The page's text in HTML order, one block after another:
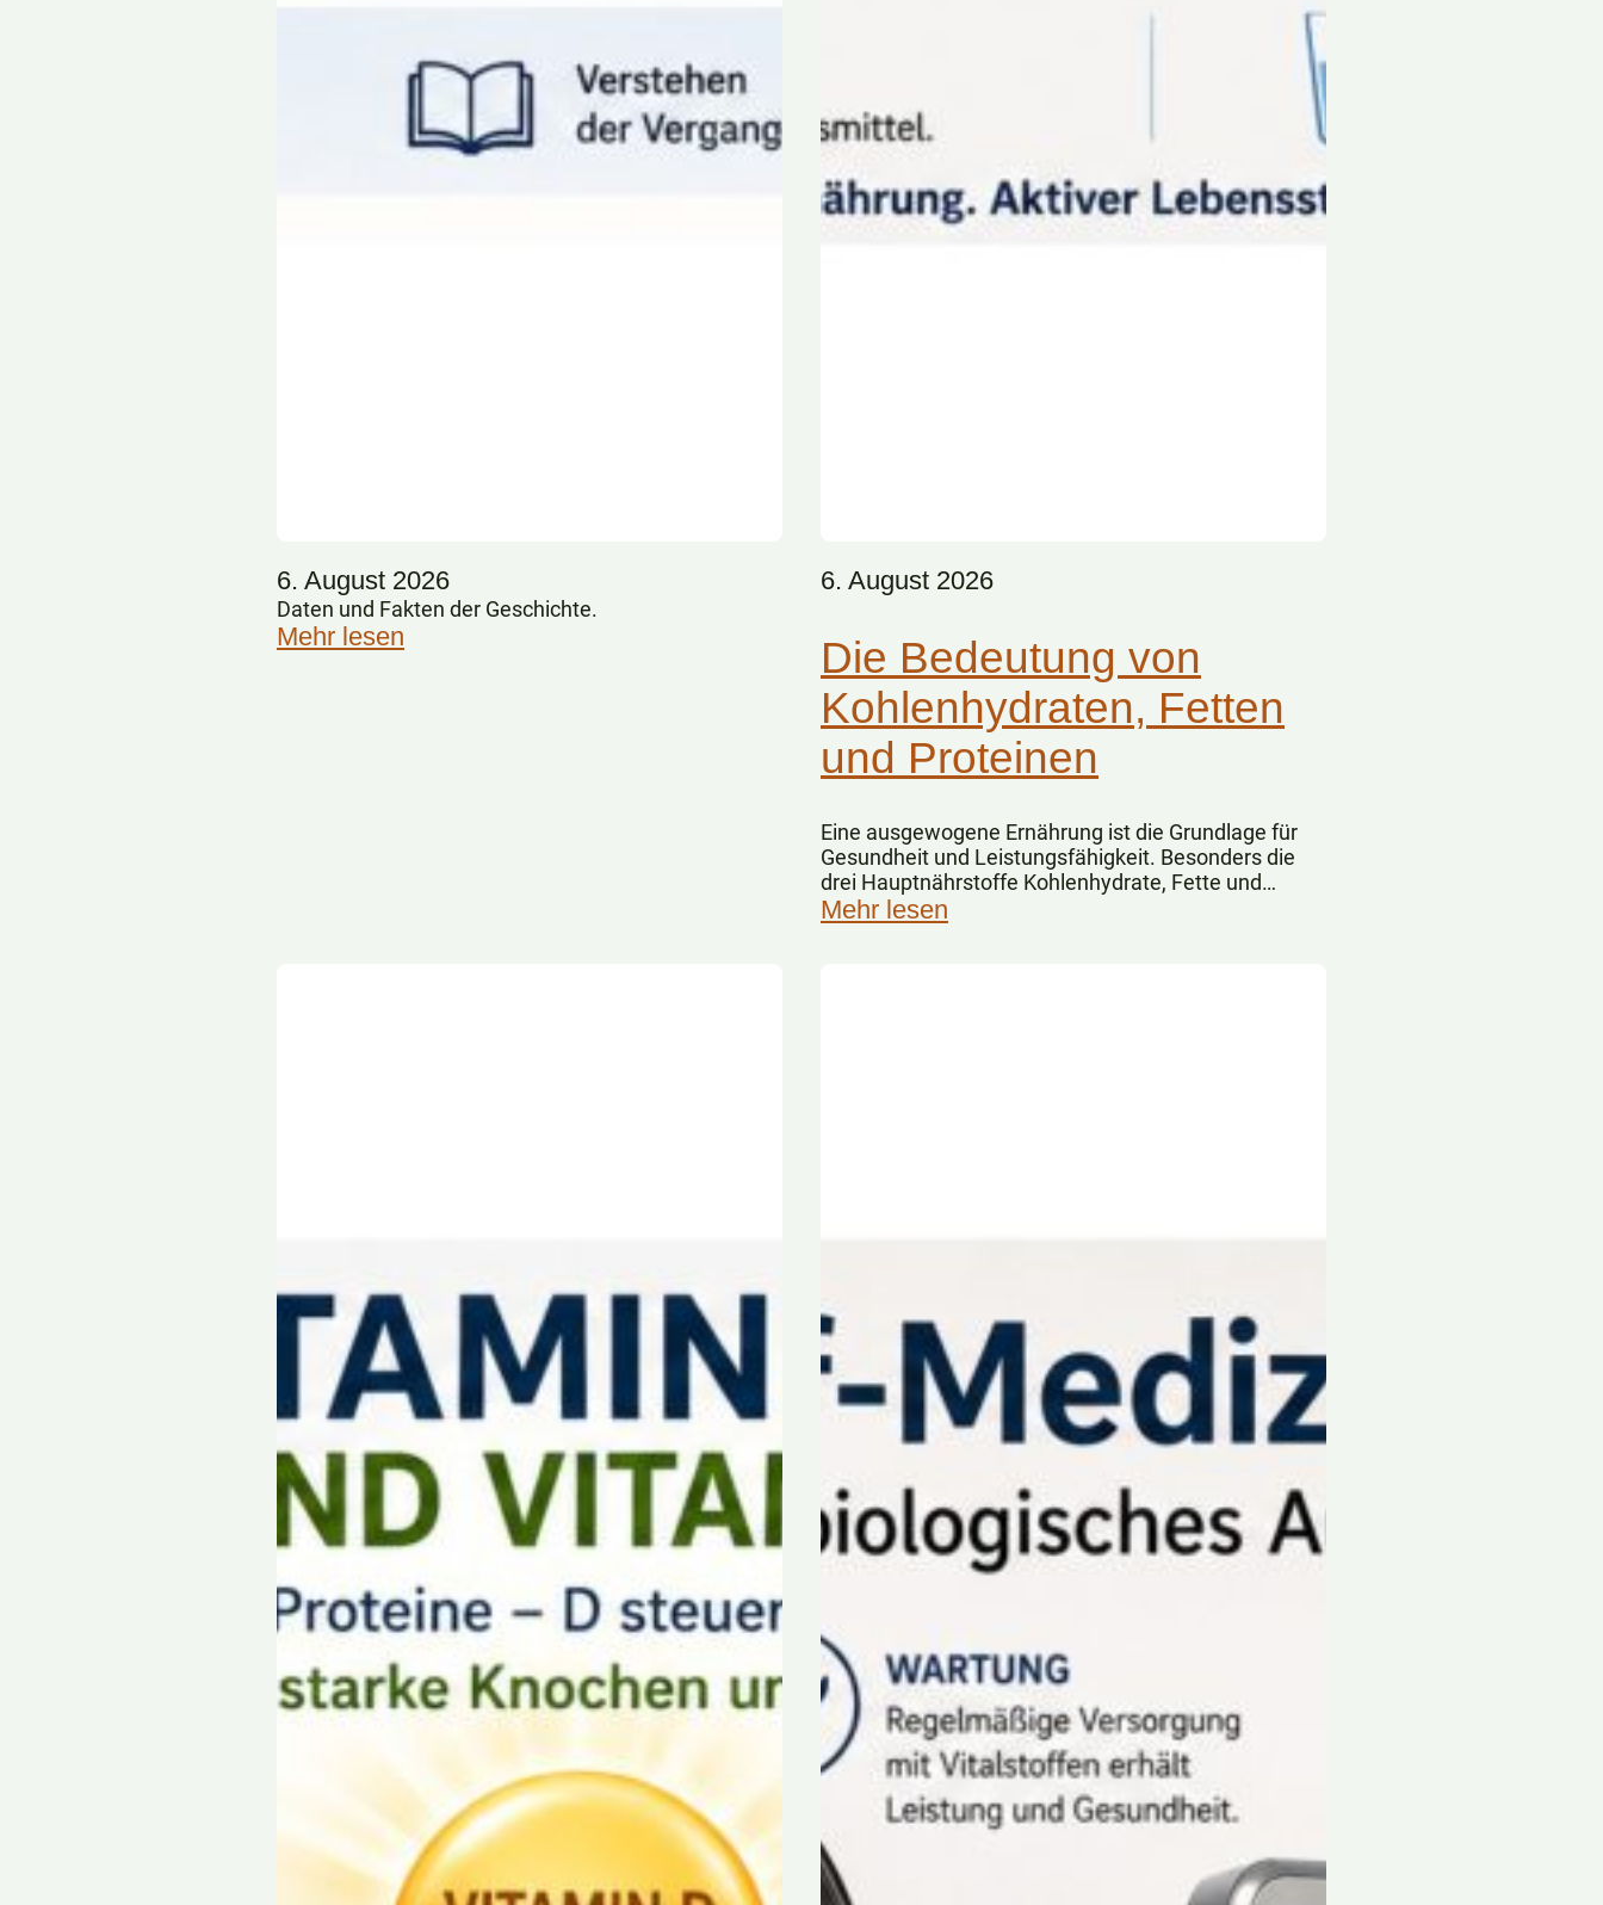
6. August 2026
Daten und Fakten der Geschichte.
Mehr lesen
6. August 2026
Die Bedeutung von
Kohlenhydraten, Fetten
und Proteinen
Eine ausgewogene Ernährung ist die Grundlage für
Gesundheit und Leistungsfähigkeit. Besonders die
drei Hauptnährstoffe Kohlenhydrate, Fette und
Eiweiße spielen dabei eine zentrale Rolle.
Mehr lesen